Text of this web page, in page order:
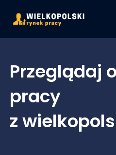
Przeglądaj
pracy
z